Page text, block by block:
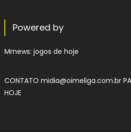
Powered by
Mrnews: jogos de hoje
CONTATO midia@oimeliga.com.br
HOJE